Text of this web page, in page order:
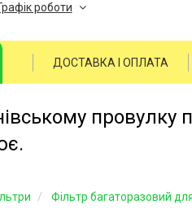
роботи
ДОСТАВКА І ОПЛАТА
провулку
Фільтр багаторазовий